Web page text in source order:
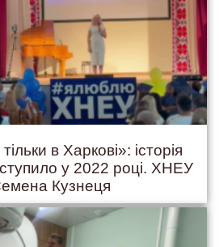
в Харкові»: історія
у 2022 році. ХНЕУ
Кузнеця